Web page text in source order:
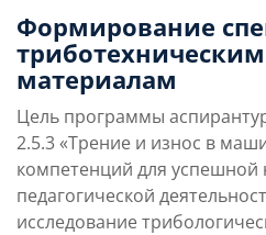
Бюджетные
0
Платные
Условия поступления
Формирование
материалам
Цель программы
2.5.3 «Трение и износ в
компетенций для успешной
педагогической
исследование